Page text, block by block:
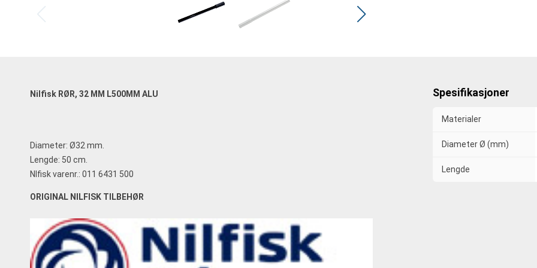
Nilfisk RØR, 32 MM L500MM ALU
Diameter: Ø32 mm.
Lengde: 50 cm.
Nlfisk varenr.: 011 6431 500
ORIGINAL NILFISK TILBEHØR
Spesifikasjoner
Materialer
Diameter Ø (mm)
Lengde